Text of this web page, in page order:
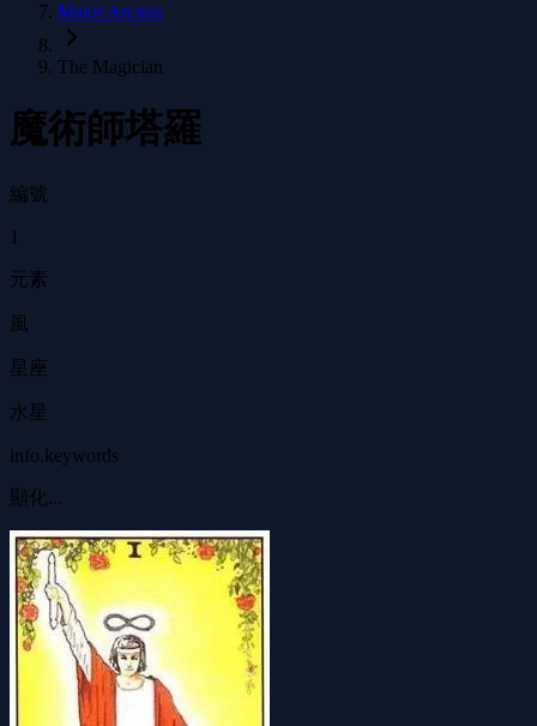
Major Arcana
The Magician
魔術師塔羅
編號
1
元素
風
星座
水星
info.keywords
顯化...